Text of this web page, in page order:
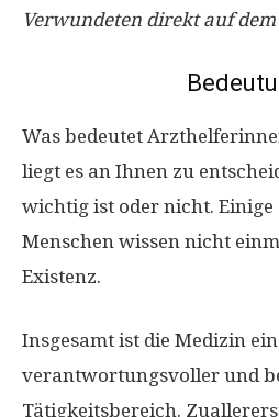
Verwundeten direkt auf
Was bedeutet
liegt es an Ihnen zu
wichtig ist oder nicht. Einige
Menschen wissen nicht
Existenz.
Insgesamt ist die Medizin
verantwortungsvoller und
Tätigkeitsbereich.